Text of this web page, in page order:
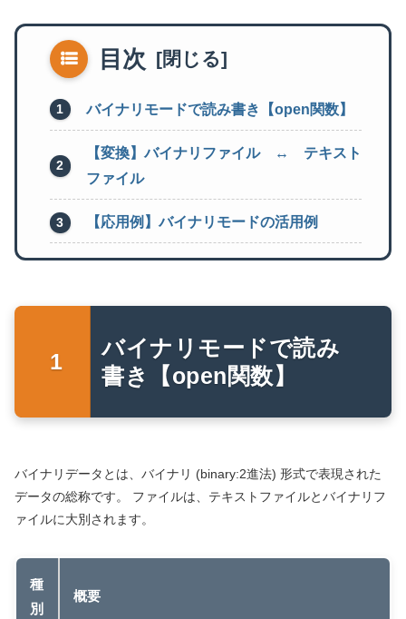
目次
バイナリモードで読み書き【open関数】
【変換】バイナリファイル ↔ テキスト
ファイル
【応用例】バイナリモードの活用例
バイナリモードで読み
書き【open関数】
バイナリデータとは、バイナリ (binary:2進法) 形式で表現された
データの総称です。 ファイルは、テキストファイルとバイナリフ
ァイルに大別されます。
種
別
概要